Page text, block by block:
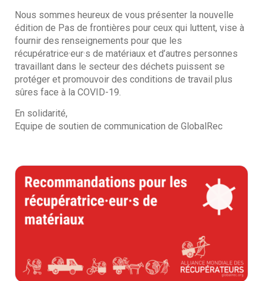
Nous sommes heureux de vous présenter la nouvelle
édition de Pas de frontières pour ceux qui luttent, vise à
fournir des renseignements pour que les
récupératrice·eur·s de matériaux et d’autres personnes
travaillant dans le secteur des déchets puissent se
protéger et promouvoir des conditions de travail plus
sûres face à la COVID-19.
En solidarité,
Equipe de soutien de communication de GlobalRec